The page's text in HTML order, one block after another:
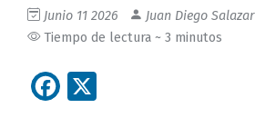
Junio 11 2026
Juan Diego Salazar
Tiempo de lectura ~ 3 minutos
Facebook